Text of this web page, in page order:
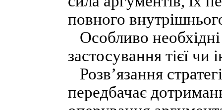
повного
Особливо
застосування тієї чи
Розв’язання
передбачає